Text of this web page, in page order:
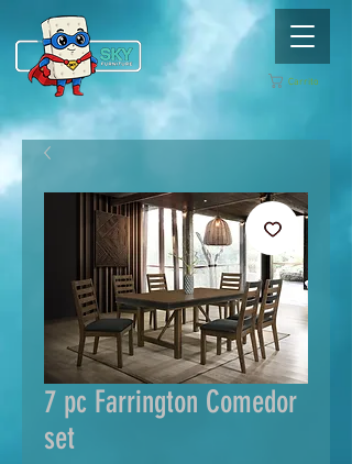
Carrito
7 pc Farrington Comedor
set